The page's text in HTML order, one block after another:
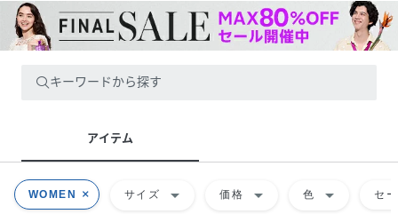
キーワードから探す
アイテム
WOMEN サイズ arrow_drop_down 価格 arrow_drop_down 色 arrow_drop_down セ